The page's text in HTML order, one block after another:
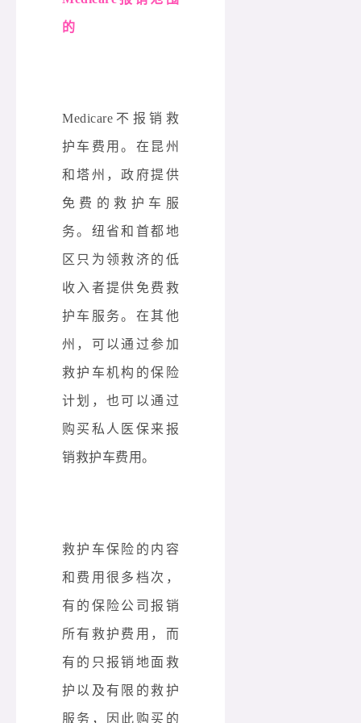
的
Medicare不报销救
护车费用。在昆州
和塔州，政府提供
免费的救护车服
务。纽省和首都地
区只为领救济的低
收入者提供免费救
护车服务。在其他
州，可以通过参加
救护车机构的保险
计划，也可以通过
购买私人医保来报
销救护车费用。
救护车保险的内容
和费用很多档次，
有的保险公司报销
所有救护费用，而
有的只报销地面救
护以及有限的救护
服务，因此购买的